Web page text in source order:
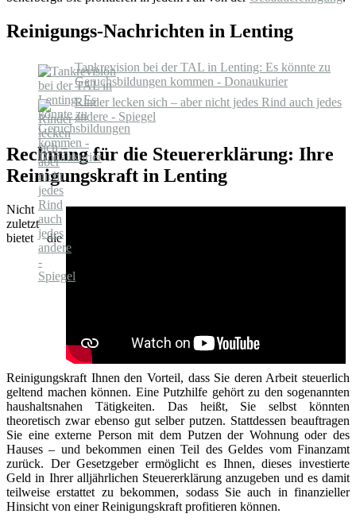
Reinigungs-Nachrichten in Lenting
Tankrevision bei der TAL in Lenting: Es könnte zu
Geruchsbildungen kommen - Donaukurier
Rinder lecken sich – aber nicht jedes Rind auch jedes
andere - Spiegel
Rechnung für die Steuererklärung: Ihre
Reinigungskraft in Lenting
Nicht
zuletzt
bietet die
Reinigungskraft Ihnen den Vorteil, dass Sie deren Arbeit steuerlich
geltend machen können. Eine Putzhilfe gehört zu den sogenannten
haushaltsnahen Tätigkeiten. Das heißt, Sie selbst könnten
theoretisch zwar ebenso gut selber putzen. Stattdessen beauftragen
Sie eine externe Person mit dem Putzen der Wohnung oder des
Hauses – und bekommen einen Teil des Geldes vom Finanzamt
zurück. Der Gesetzgeber ermöglicht es Ihnen, dieses investierte
Geld in Ihrer alljährlichen Steuererklärung anzugeben und es damit
teilweise erstattet zu bekommen, sodass Sie auch in finanzieller
Hinsicht von einer Reinigungskraft profitieren können.